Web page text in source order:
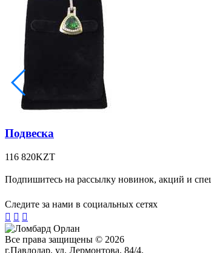
Подвеска
116 820KZT
Подпишитесь на рассылку новинок, акций и
Следите за нами в социальных сетях
  
Все права защищены © 2026
г.Павлодар, ул. Лермонтова, 84/4.